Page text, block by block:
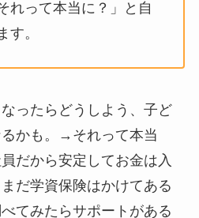
れって本当に？」と自
す。
ったらどうしよう、子ど
かも。→それって本当
だから安定してお金は入
だ学資保険はかけてある
てみたらサポートがある